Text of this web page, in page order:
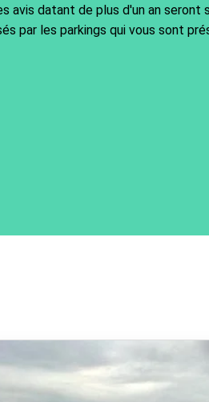
avis datant de plus d'un an
par les parkings qui vous sont